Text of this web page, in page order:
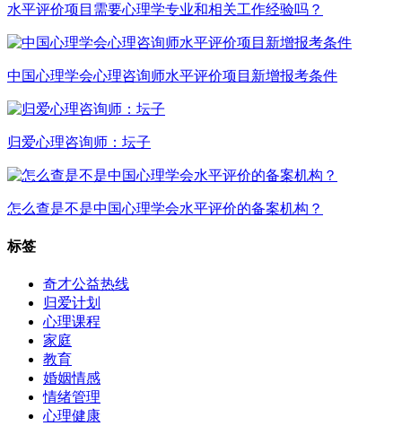
水平评价项目需要心理学专业和相关工作经验吗？
中国心理学会心理咨询师水平评价项目新增报考条件
归爱心理咨询师：坛子
怎么查是不是中国心理学会水平评价的备案机构？
标签
奇才公益热线
归爱计划
心理课程
家庭
教育
婚姻情感
情绪管理
心理健康